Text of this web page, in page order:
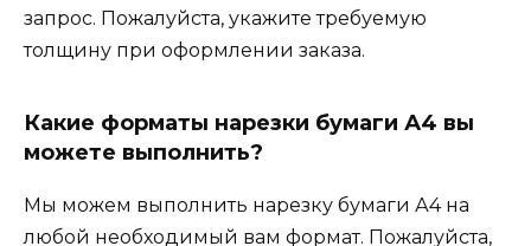
запрос. Пожалуйста, укажите требуемую
толщину при оформлении заказа.
Какие форматы нарезки бумаги А4 вы
можете выполнить?
Мы можем выполнить нарезку бумаги А4 на
любой необходимый вам формат. Пожалуйста,